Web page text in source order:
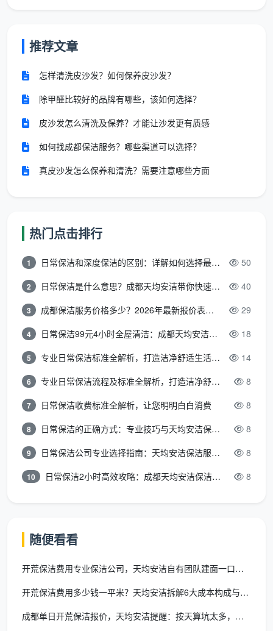
链旁的溢胶全部定点清除。
无死角验收：携带强光手电筒，与业主共同检查玻璃
无划痕、瓷砖无灰点、柜内无木屑，签字验收后方视
为完工。这种敢于“手电筒验收”的底气，正是很多业
均安洁的原因。
不开这四个筛查维度：
看资质与团队稳定性：正规公司签署服务合同，员工
制而非临时拼凑。天均安洁所有上岗人员均通过岗前
标准化培训，统一着装，购买保险，让服务有保障。
看工具与清洁剂体系 ：至少配备三种以上专业清洁剂
得不同材质之间的禁忌。大理石不能用强酸，镀膜玻
璃不可用硬质刮刀。
看真实评价与案例：翻阅已服务客户的带图点评，重
点看边角细节，比如窗槽内是否还有泥沙，柜体合页
碑，就藏在每一张现场返图中。
化保洁方案
除了最受欢迎的 成都新房开荒保洁，天均安洁还将
专业流程复用到多种空间场景。
推荐文章
怎样清洗皮沙发？如何保养皮沙发？
除甲醛比较好的品牌有哪些，该如何选择？
皮沙发怎么清洗及保养？才能让沙发更有质感
如何找成都保洁服务？哪些渠道可以选择？
真皮沙发怎么保养和清洗？需要注意哪些方面
热门点击排行
1 日常保洁和深度保洁的区别：详解如何选择最适合的清洁服务 50
2 日常保洁是什么意思？成都天均安洁带你快速区分“日常vs深度vs开荒” 40
3 成都保洁服务价格多少？2026年最新报价表来了，这一篇看透所有费用 29
4 日常保洁99元4小时全屋清洁：成都天均安洁保洁超值服务全解析 18
5 专业日常保洁标准全解析，打造洁净舒适生活空间 14
6 专业日常保洁流程及标准全解析，打造洁净舒适环境 8
7 日常保洁收费标准全解析，让您明明白白消费 8
8 日常保洁的正确方式：专业技巧与天均安洁保洁服务全解析 8
9 日常保洁公司专业选择指南：天均安洁保洁服务全解析 8
10 日常保洁2小时高效攻略：成都天均安洁保洁专业时间管理方案 8
随便看看
开荒保洁费用专业保洁公司，天均安洁自有团队建面一口价全包
开荒保洁费用多少钱一平米？天均安洁拆解6大成本构成与真实报价
成都单日开荒保洁报价，天均安洁提醒：按天算坑太多，建面一口价